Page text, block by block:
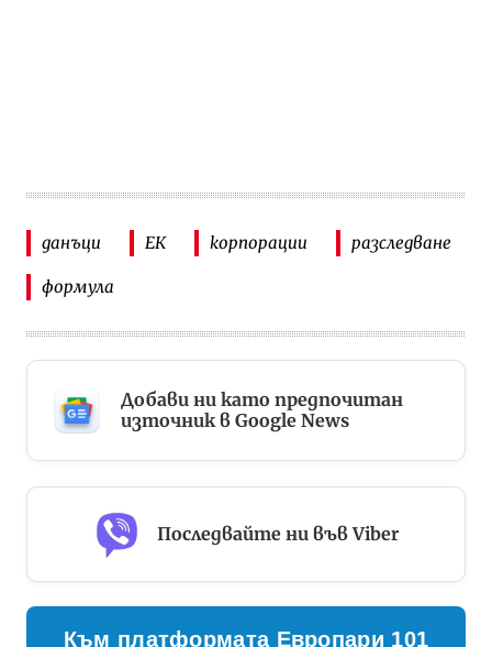
данъци ЕК корпорации разследване
формула
Добави ни като предпочитан
източник в Google News
Последвайте ни във Viber
Към платформата Европари 101